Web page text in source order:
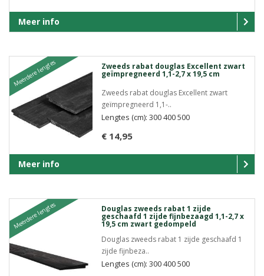
Meer info
Meerdere lengtes Zweeds rabat douglas Excellent zwart
geïmpregneerd 1,1-2,7 x 19,5 cm
Zweeds rabat douglas Excellent zwart
geïmpregneerd 1,1-..
€ 14,95
Lengtes (cm): 300 400 500
Meer info
Meerdere lengtes Douglas zweeds rabat 1 zijde
geschaafd 1 zijde fijnbezaagd 1,1-2,7 x
19,5 cm zwart gedompeld
Douglas zweeds rabat 1 zijde geschaafd 1
zijde fijnbeza..
Lengtes (cm): 300 400 500